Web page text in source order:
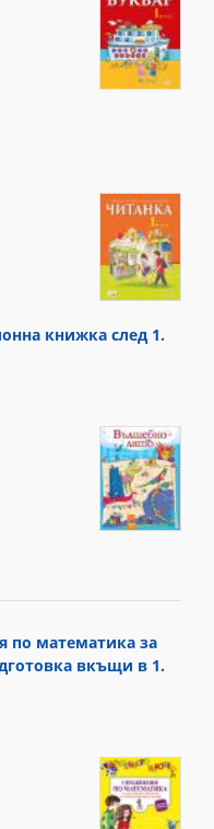
книжка след 1.
по математика за
вкъщи в 1.